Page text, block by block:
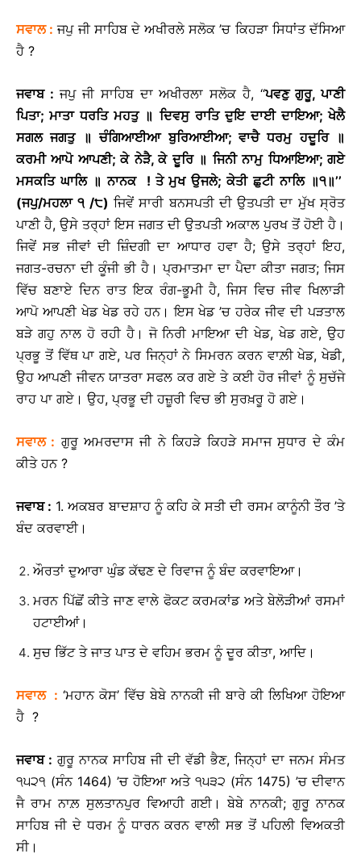
ਸਵਾਲ : ਜਪੁ ਜੀ ਸਾਹਿਬ ਦੇ ਅਖੀਰਲੇ ਸਲੋਕ ’ਚ ਕਿਹੜਾ ਸਿਧਾਂਤ ਦੱਸਿਆ
ਹੈ ?
ਜਵਾਬ: ਜਪੁ ਜੀ ਸਾਹਿਬ ਦਾ ਅਖੀਰਲਾ ਸਲੋਕ ਹੈ, ‘‘ਪਵਣੁ ਗੁਰੂ,ਪਾਣੀ
ਪਿਤਾ;ਮਾਤਾ ਧਰਤਿ ਮਹਤੁ ॥ ਦਿਵਸੁ ਰਾਤਿ ਦੁਇ ਦਾਈ ਦਾਇਆ;ਖੇਲੈ
ਸਗਲ ਜਗਤੁ ॥ ਚੰਗਿਆਈਆ ਬੁਰਿਆਈਆ;ਵਾਚੈ ਧਰਮੁ ਹਦੂਰਿ
॥
ਕਰਮੀ ਆਪੋ ਆਪਣੀ;ਕੇ ਨੇੜੈ,ਕੇ ਦੂਰਿ ॥ ਜਿਨੀ ਨਾਮੁ ਧਿਆਇਆ;ਗਏ
ਮਸਕਤਿ ਘਾਲਿ ॥ ਨਾਨਕ ! ਤੇ ਮੁਖ ਉਜਲੇ;ਕੇਤੀ ਛੁਟੀ ਨਾਲਿ ॥੧॥’’
(ਜਪੁ/ਮਹਲਾ ੧ /੮) ਜਿਵੇਂ ਸਾਰੀ ਬਨਸਪਤੀ ਦੀ ਉਤਪਤੀ ਦਾ ਮੁੱਖ ਸ੍ਰੋਤ
ਪਾਣੀ ਹੈ, ਉਸੇ ਤਰ੍ਹਾਂ ਇਸ ਜਗਤ ਦੀ ਉਤਪਤੀ ਅਕਾਲ ਪੁਰਖ ਤੋਂ ਹੋਈ ਹੈ।
ਜਿਵੇਂ ਸਭ ਜੀਵਾਂ ਦੀ ਜ਼ਿੰਦਗੀ ਦਾ ਆਧਾਰ ਹਵਾ ਹੈ; ਉਸੇ ਤਰ੍ਹਾਂ ਇਹ,
ਜਗਤ-ਰਚਨਾ ਦੀ ਕੂੰਜੀ ਭੀ ਹੈ। ਪ੍ਰਮਾਤਮਾ ਦਾ ਪੈਦਾ ਕੀਤਾ ਜਗਤ; ਜਿਸ
ਵਿੱਚ ਬਣਾਏ ਦਿਨ ਰਾਤ ਇਕ ਰੰਗ-ਭੂਮੀ ਹੈ, ਜਿਸ ਵਿਚ ਜੀਵ ਖਿਲਾੜੀ
ਆਪੋ ਆਪਣੀ ਖੇਡ ਖੇਡ ਰਹੇ ਹਨ। ਇਸ ਖੇਡ ’ਚ ਹਰੇਕ ਜੀਵ ਦੀ ਪੜਤਾਲ
ਬੜੇ ਗਹੁ ਨਾਲ ਹੋ ਰਹੀ ਹੈ। ਜੋ ਨਿਰੀ ਮਾਇਆ ਦੀ ਖੇਡ, ਖੇਡ ਗਏ, ਉਹ
ਪ੍ਰਭੂ ਤੋਂ ਵਿੱਥ ਪਾ ਗਏ, ਪਰ ਜਿਨ੍ਹਾਂ ਨੇ ਸਿਮਰਨ ਕਰਨ ਵਾਲ਼ੀ ਖੇਡ, ਖੇਡੀ,
ਉਹ ਆਪਣੀ ਜੀਵਨ ਯਾਤਰਾ ਸਫਲ ਕਰ ਗਏ ਤੇ ਕਈ ਹੋਰ ਜੀਵਾਂ ਨੂੰ ਸੁਚੱਜੇ
ਰਾਹ ਪਾ ਗਏ। ਉਹ, ਪ੍ਰਭੂ ਦੀ ਹਜ਼ੂਰੀ ਵਿਚ ਭੀ ਸੁਰਖ਼ਰੂ ਹੋ ਗਏ।
ਸਵਾਲ: ਗੁਰੂ ਅਮਰਦਾਸ ਜੀ ਨੇ ਕਿਹੜੇ ਕਿਹੜੇ ਸਮਾਜ ਸੁਧਾਰ ਦੇ ਕੰਮ
ਕੀਤੇ ਹਨ ?
ਜਵਾਬ: 1. ਅਕਬਰ ਬਾਦਸ਼ਾਹ ਨੂੰ ਕਹਿ ਕੇ ਸਤੀ ਦੀ ਰਸਮ ਕਾਨੂੰਨੀ ਤੌਰ ’ਤੇ
ਬੰਦ ਕਰਵਾਈ।
ਔਰਤਾਂ ਦੁਆਰਾ ਘੁੰਡ ਕੱਢਣ ਦੇ ਰਿਵਾਜ ਨੂੰ ਬੰਦ ਕਰਵਾਇਆ।
ਮਰਨ ਪਿੱਛੋਂ ਕੀਤੇ ਜਾਣ ਵਾਲੇ ਫੋਕਟ ਕਰਮਕਾਂਡ ਅਤੇ ਬੇਲੋੜੀਆਂ ਰਸਮਾਂ
ਹਟਾਈਆਂ।
ਸੁਚ ਭਿੱਟ ਤੇ ਜਾਤ ਪਾਤ ਦੇ ਵਹਿਮ ਭਰਮ ਨੂੰ ਦੂਰ ਕੀਤਾ, ਆਦਿ।
ਸਵਾਲ: ‘ਮਹਾਨ ਕੋਸ’ ਵਿੱਚ ਬੇਬੇ ਨਾਨਕੀ ਜੀ ਬਾਰੇ ਕੀ ਲਿਖਿਆ ਹੋਇਆ
ਹੈ ?
ਜਵਾਬ: ਗੁਰੂ ਨਾਨਕ ਸਾਹਿਬ ਜੀ ਦੀ ਵੱਡੀ ਭੈਣ, ਜਿਨ੍ਹਾਂ ਦਾ ਜਨਮ ਸੰਮਤ
੧੫੨੧ (ਸੰਨ 1464) ’ਚ ਹੋਇਆ ਅਤੇ ੧੫੩੨ (ਸੰਨ 1475) ’ਚ ਦੀਵਾਨ
ਜੈ ਰਾਮ ਨਾਲ਼ ਸੁਲਤਾਨਪੁਰ ਵਿਆਹੀ ਗਈ। ਬੇਬੇ ਨਾਨਕੀ; ਗੁਰੂ ਨਾਨਕ
ਸਾਹਿਬ ਜੀ ਦੇ ਧਰਮ ਨੂੰ ਧਾਰਨ ਕਰਨ ਵਾਲੀ ਸਭ ਤੋਂ ਪਹਿਲੀ ਵਿਅਕਤੀ
ਸੀ।